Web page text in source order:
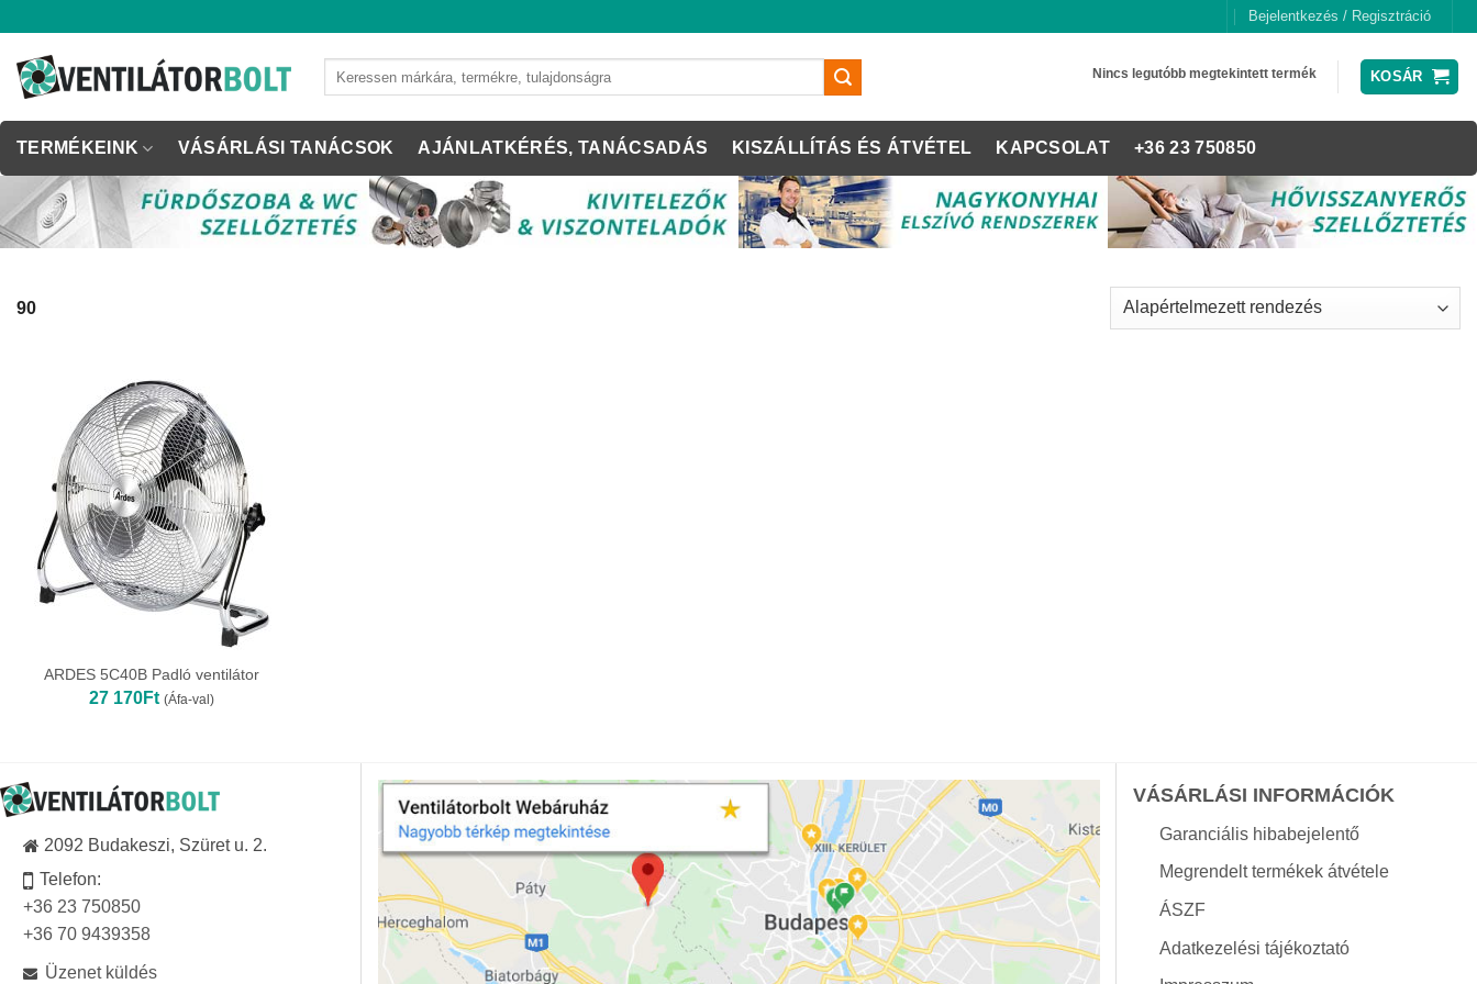
content
Bejelentkezés / Regisztráció
Nincs legutóbb megtekintett termék KOSÁR
TERMÉKEINK VÁSÁRLÁSI TANÁCSOK AJÁNLATKÉRÉS, TANÁCSADÁS KISZÁLLÍTÁS ÉS ÁTVÉTEL KAPCSOLAT +36 23 750850
90
ARDES 5C40B Padló ventilátor
27 170Ft (Áfa-val)
2092 Budakeszi, Szüret u. 2.
Telefon:
+36 23 750850
+36 70 9439358
Üzenet küldés
VÁSÁRLÁSI INFORMÁCIÓK
Garanciális hibabejelentő
Megrendelt termékek átvétele
ÁSZF
Adatkezelési tájékoztató